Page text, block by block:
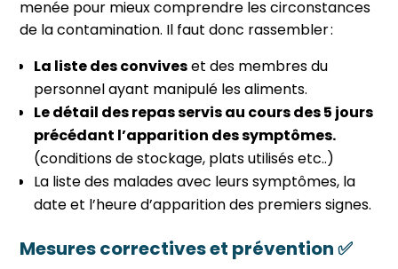
menée pour mieux comprendre les circonstances
de la contamination. Il faut donc rassembler :
La liste des conviveset des membres du
personnel ayant manipulé les aliments.
Le détail des repas servis au cours des 5 jours
précédant l’apparition des symptômes.
(conditions de stockage, plats utilisés etc..)
La liste des malades avec leurs symptômes, la
date et l’heure d’apparition des premiers signes.
Mesures correctives et prévention ✅